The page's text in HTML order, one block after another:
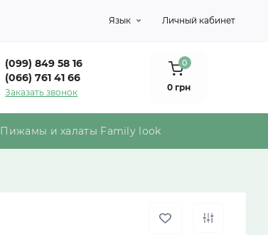
Язык Личный кабинет
(099) 849 58 16
(066) 761 41 66
Заказать звонок
0
0 грн
Пижамы и халаты Family look